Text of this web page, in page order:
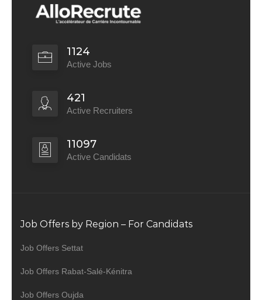
1124
Active Jobs
421
Active Recruiters
11097
Active Candidats
Job Offers by Region – For Candidats
Job Offers Settat
Job Offers Rabat-Salé-Kénitra
Job Offers Oujda